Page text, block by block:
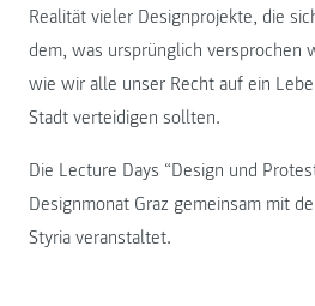
Realität vieler Designprojekte, die
dem, was ursprünglich versprochen
wie wir alle unser Recht auf ein
Stadt verteidigen sollten.
Die Lecture Days “Design und
Designmonat Graz gemeinsam mit
Styria veranstaltet.